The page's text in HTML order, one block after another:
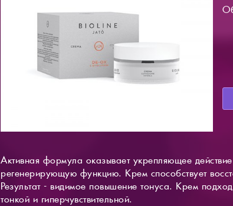
Активная формула оказывает укрепляющее
регенерирующую функцию. Крем способствует
Результат - видимое повышение тонуса. Крем
тонкой и гиперчувствительной.